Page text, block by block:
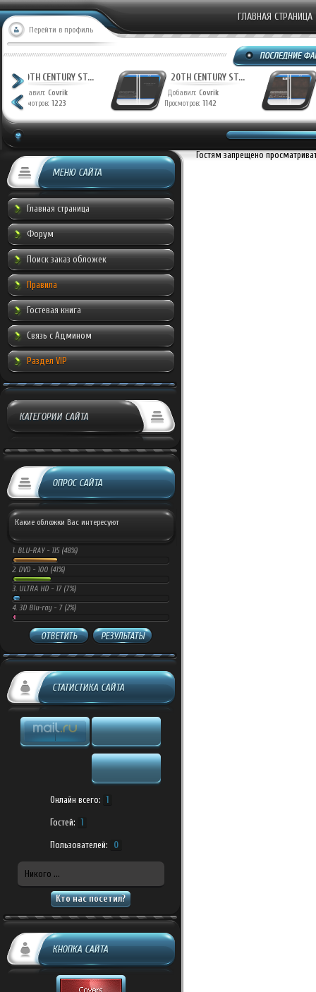
Перейти в профиль
ГЛАВНАЯ СТРАНИЦА
ФАНТАСТИЧЕСКАЯ ...
Добавил:Munche
Просмотров:944
20TH CENTURY
Добавил:Covrik
Просмотров:1223
МЕНЮ САЙТА
Главная страница
Форум
Поиск заказ обложек
Правила
Гостевая книга
Связь с Админом
Раздел VIP
КАТЕГОРИИ САЙТА
ОПРОС САЙТА
Какие обложки Вас интересуют
1. BLU-RAY - 115 (48%)
2. DVD - 100 (41%)
3. ULTRA HD - 17 (7%)
4. 3D Blu-ray - 7 (2%)
ОТВЕТИТЬ РЕЗУЛЬТАТЫ
СТАТИСТИКА САЙТА
Онлайн всего: 1
Гостей: 1
Пользователей: 0
Никого ...
Кто нас посетил?
КНОПКА САЙТА
Гостям запрещено